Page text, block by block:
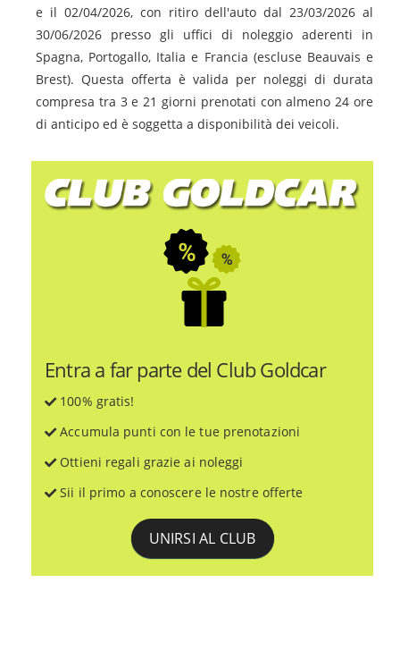
e il 02/04/2026, con ritiro dell'auto dal 23/03/2026 al
30/06/2026 presso gli uffici di noleggio aderenti in
Spagna, Portogallo, Italia e Francia (escluse Beauvais e
Brest). Questa offerta è valida per noleggi di durata
compresa tra 3 e 21 giorni prenotati con almeno 24 ore
di anticipo ed è soggetta a disponibilità dei veicoli.
Entra a far parte del Club Goldcar
100% gratis!
Accumula punti con le tue prenotazioni
Ottieni regali grazie ai noleggi
Sii il primo a conoscere le nostre offerte
UNIRSI AL CLUB